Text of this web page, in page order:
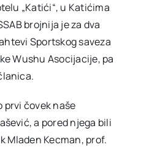
„Katići“, u Katićima
brojnija je za dva
Sportskog saveza
Wushu Asocijacije, pa
prvi čovek naše
a pored njega bili
Mladen Kecman, prof.